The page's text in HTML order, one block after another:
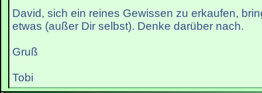
David, sich ein reines Gewissen zu erkaufen,
etwas (außer Dir selbst). Denke darüber nach.
Gruß
Tobi